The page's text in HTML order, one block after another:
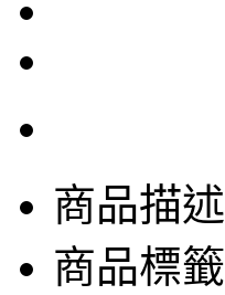
商品描述
商品標籤